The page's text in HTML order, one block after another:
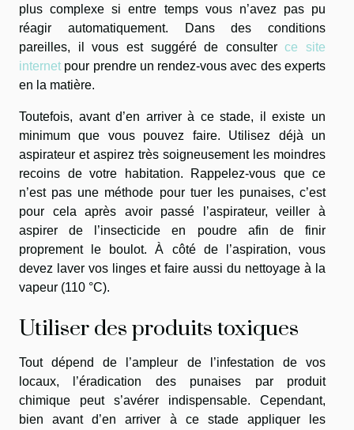
plus complexe si entre temps vous n’avez pas pu
réagir automatiquement. Dans des conditions
pareilles, il vous est suggéré de consulterce site
internet pour prendre un rendez-vous avec des experts
en la matière.
Toutefois, avant d’en arriver à ce stade, il existe un
minimum que vous pouvez faire. Utilisez déjà un
aspirateur et aspirez très soigneusement les moindres
recoins de votre habitation. Rappelez-vous que ce
n’est pas une méthode pour tuer les punaises, c’est
pour cela après avoir passé l’aspirateur, veiller à
aspirer de l’insecticide en poudre afin de finir
proprement le boulot. À côté de l’aspiration, vous
devez laver vos linges et faire aussi du nettoyage à la
vapeur (110 °C).
Utiliser des produits toxiques
Tout dépend de l’ampleur de l’infestation de vos
locaux, l’éradication des punaises par produit
chimique peut s’avérer indispensable. Cependant,
bien avant d’en arriver à ce stade appliquer les